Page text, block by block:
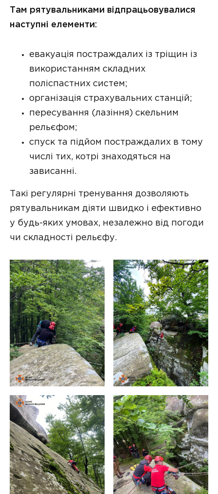
Там рятувальниками відпрацьовувалися
наступні елементи:
евакуація постраждалих із тріщин із
використанням складних
поліспастних систем;
організація страхувальних станцій;
пересування (лазіння) скельним
рельєфом;
спуск та підйом постраждалих в тому
числі тих, котрі знаходяться на
зависанні.
Такі регулярні тренування дозволяють
рятувальникам діяти швидко і ефективно
у будь-яких умовах, незалежно від погоди
чи складності рельєфу.